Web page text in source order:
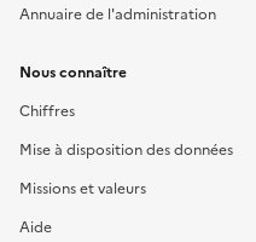
Annuaire de l'administration
Nous connaître
Chiffres
Mise à disposition des données
Missions et valeurs
Aide